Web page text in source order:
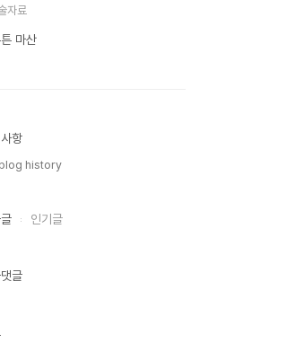
자료
마산
항
history
인기글
글